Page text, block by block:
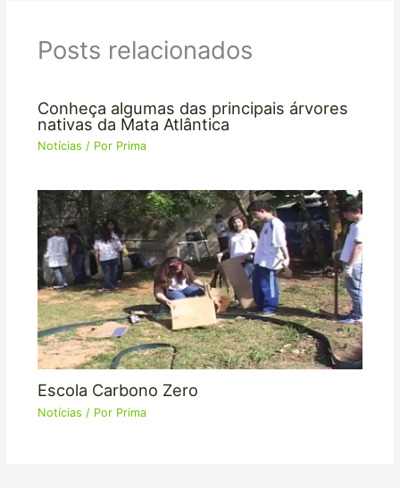
Posts relacionados
Conheça algumas das principais árvores
nativas da Mata Atlântica
Notícias / Por Prima
Escola Carbono Zero
Notícias / Por Prima